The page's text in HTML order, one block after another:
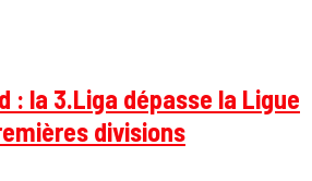
: la 3.Liga dépasse la Ligue
divisions